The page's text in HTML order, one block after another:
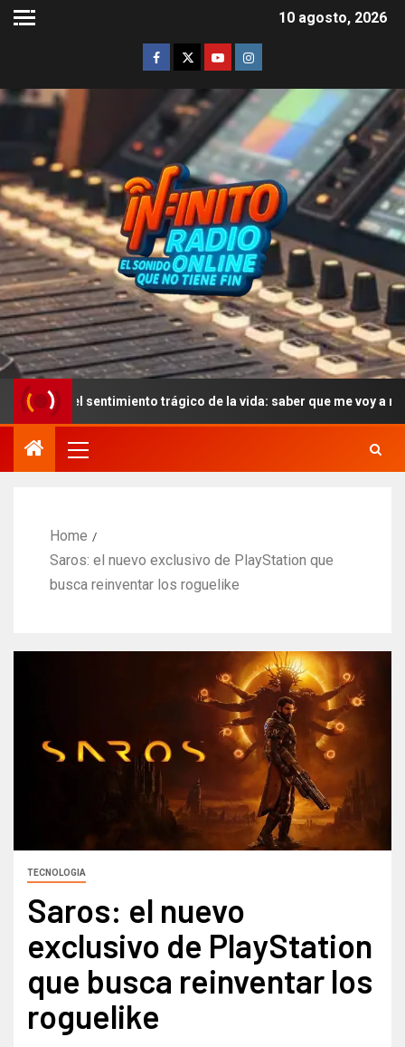
10 agosto, 2026
sentimiento trágico de la vida: saber que me voy a morir y que
Home
Saros: el nuevo exclusivo de PlayStation que
busca reinventar los roguelike
TECNOLOGIA
Saros: el nuevo
exclusivo de PlayStation
que busca reinventar los
roguelike